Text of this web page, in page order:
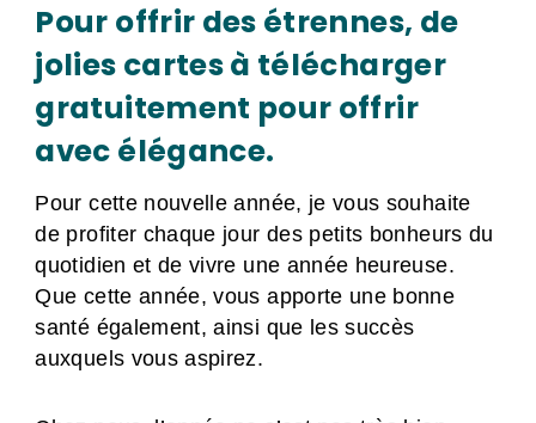
Pour offrir des étrennes, de
jolies cartes à télécharger
gratuitement pour offrir
avec élégance.
Pour cette nouvelle année, je vous souhaite
de profiter chaque jour des petits bonheurs du
quotidien et de vivre une année heureuse.
Que cette année, vous apporte une bonne
santé également, ainsi que les succès
auxquels vous aspirez.